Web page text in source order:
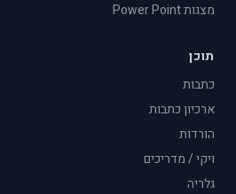
מצגות Power Point
תוכן
כתבות
ארכיון כתבות
הורדות
ויקי / מדריכים
גלריה